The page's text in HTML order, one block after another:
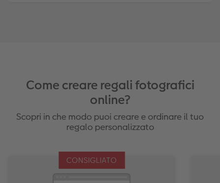
Come creare regali fotografici
online?
Scopri in che modo puoi creare e ordinare il tuo
regalo personalizzato
CONSIGLIATO